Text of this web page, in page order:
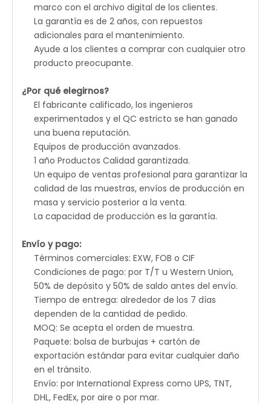
marco con el archivo digital de los clientes.
La garantía es de 2 años, con repuestos
adicionales para el mantenimiento.
Ayude a los clientes a comprar con cualquier otro
producto preocupante.
¿Por qué elegirnos?
El fabricante calificado, los ingenieros
experimentados y el QC estricto se han ganado
una buena reputación.
Equipos de producción avanzados.
1 año Productos Calidad garantizada.
Un equipo de ventas profesional para garantizar la
calidad de las muestras, envíos de producción en
masa y servicio posterior a la venta.
La capacidad de producción es la garantía.
Envío y pago:
Términos comerciales: EXW, FOB o CIF
Condiciones de pago: por T/T u Western Union,
50% de depósito y 50% de saldo antes del envío.
Tiempo de entrega: alrededor de los 7 días
dependen de la cantidad de pedido.
MOQ: Se acepta el orden de muestra.
Paquete: bolsa de burbujas + cartón de
exportación estándar para evitar cualquier daño
en el tránsito.
Envío: por International Express como UPS, TNT,
DHL, FedEx, por aire o por mar.